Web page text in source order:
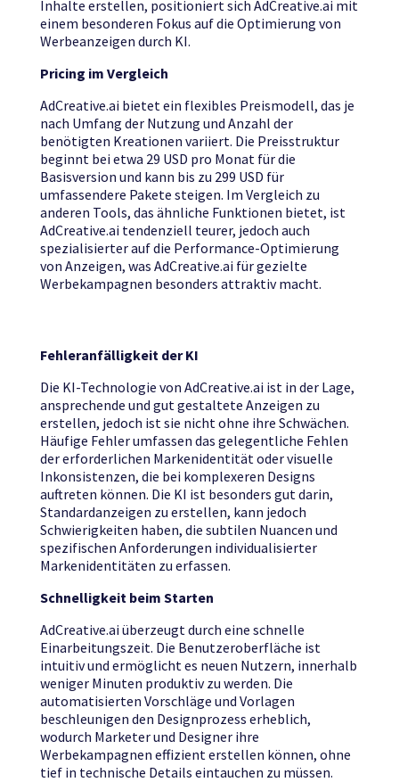
Inhalte erstellen, positioniert sich AdCreative.ai mit
einem besonderen Fokus auf die Optimierung von
Werbeanzeigen durch KI.
Pricing im Vergleich
AdCreative.ai bietet ein flexibles Preismodell, das je
nach Umfang der Nutzung und Anzahl der
benötigten Kreationen variiert. Die Preisstruktur
beginnt bei etwa 29 USD pro Monat für die
Basisversion und kann bis zu 299 USD für
umfassendere Pakete steigen. Im Vergleich zu
anderen Tools, das ähnliche Funktionen bietet, ist
AdCreative.ai tendenziell teurer, jedoch auch
spezialisierter auf die Performance-Optimierung
von Anzeigen, was AdCreative.ai für gezielte
Werbekampagnen besonders attraktiv macht.
Fehleranfälligkeit der KI
Die KI-Technologie von AdCreative.ai ist in der Lage,
ansprechende und gut gestaltete Anzeigen zu
erstellen, jedoch ist sie nicht ohne ihre Schwächen.
Häufige Fehler umfassen das gelegentliche Fehlen
der erforderlichen Markenidentität oder visuelle
Inkonsistenzen, die bei komplexeren Designs
auftreten können. Die KI ist besonders gut darin,
Standardanzeigen zu erstellen, kann jedoch
Schwierigkeiten haben, die subtilen Nuancen und
spezifischen Anforderungen individualisierter
Markenidentitäten zu erfassen.
Schnelligkeit beim Starten
AdCreative.ai überzeugt durch eine schnelle
Einarbeitungszeit. Die Benutzeroberfläche ist
intuitiv und ermöglicht es neuen Nutzern, innerhalb
weniger Minuten produktiv zu werden. Die
automatisierten Vorschläge und Vorlagen
beschleunigen den Designprozess erheblich,
wodurch Marketer und Designer ihre
Werbekampagnen effizient erstellen können, ohne
tief in technische Details eintauchen zu müssen.